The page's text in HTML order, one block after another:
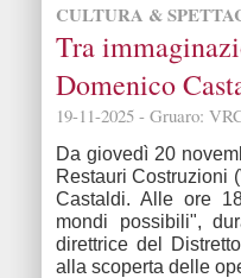
CULTURA &
Tra
Domenico
19-11-2025 - Gruaro:
Da giovedì 20
Restauri Costruzioni
Castaldi. Alle ore
mondi possibili",
direttrice del
alla scoperta delle